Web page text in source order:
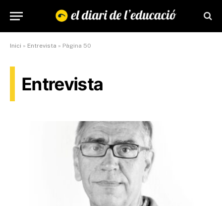
Inici » Entrevista » Pàgina 50
Entrevista